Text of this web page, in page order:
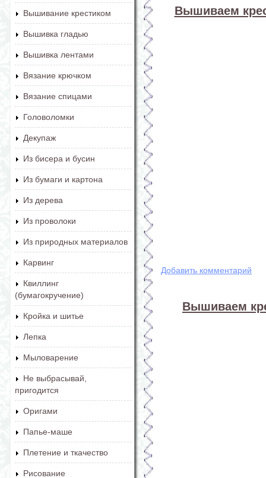
Вышивание крестиком
Вышивка гладью
Вышивка лентами
Вязание крючком
Вязание спицами
Головоломки
Декупаж
Из бисера и бусин
Из бумаги и картона
Из дерева
Из проволоки
Из природных материалов
Карвинг
Квиллинг
(бумагокручение)
Кройка и шитье
Лепка
Мыловарение
Не выбрасывай,
пригодится
Оригами
Папье-маше
Плетение и ткачество
Рисование
Вышиваем
Добавить комментарий
Вышиваем